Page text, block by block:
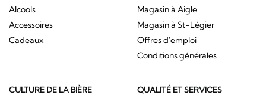
Alcools
Accessoires
Cadeaux
Magasin à Aigle
Magasin à St-Légier
Offres d'emploi
Conditions générales
CULTURE DE LA BIÈRE
QUALITÉ ET SERVICES